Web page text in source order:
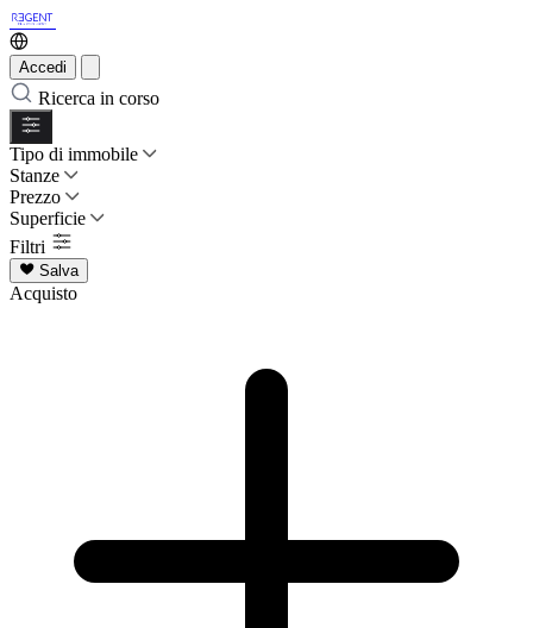
Accedi
Ricerca in corso
Tipo di immobile
Stanze
Prezzo
Superficie
Filtri
Salva
Acquisto